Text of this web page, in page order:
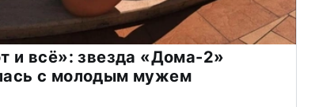
и всё»: звезда «Дома-2»
с молодым мужем